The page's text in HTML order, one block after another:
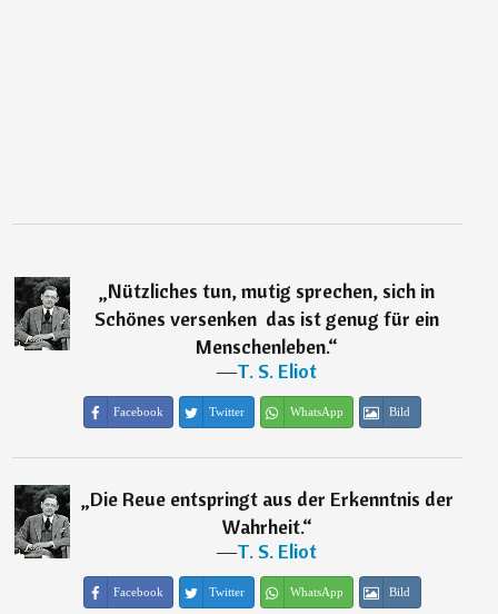
„Nützliches tun, mutig sprechen, sich in
Schönes versenken  das ist genug für ein
Menschenleben.“
―T. S. Eliot
Facebook Twitter WhatsApp Bild
„Die Reue entspringt aus der Erkenntnis der
Wahrheit.“
―T. S. Eliot
Facebook Twitter WhatsApp Bild